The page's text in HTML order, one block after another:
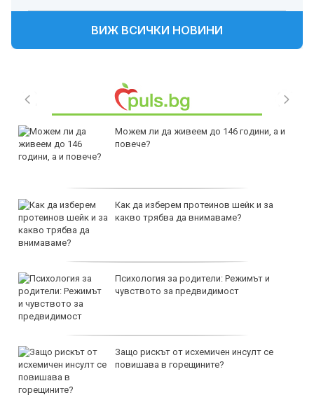
ВИЖ ВСИЧКИ НОВИНИ
Можем ли да живеем до 146 години, а и
повече?
Как да изберем протеинов шейк и за
какво трябва да внимаваме?
Психология за родители: Режимът и
чувството за предвидимост
Защо рискът от исхемичен инсулт се
повишава в горещините?